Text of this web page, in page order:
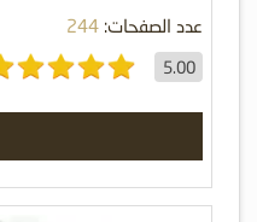
عدد الصفحات: 244
5.00